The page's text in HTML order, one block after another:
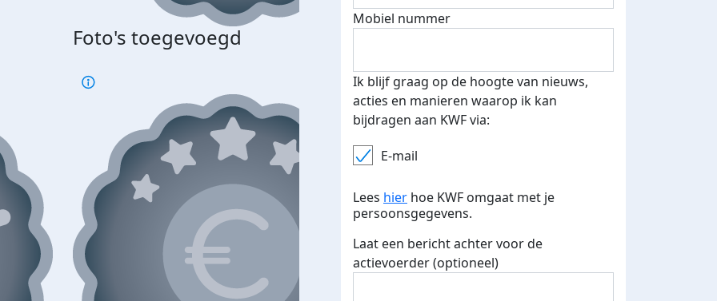
Foto's toegevoegd E-mails verstuurd
€500 euro opgehaald: t-shirt
Mobiel nummer
Ik blijf graag op de hoogte van nieuws,
acties en manieren waarop ik kan
bijdragen aan KWF via:
E-mail
Lees hier hoe KWF omgaat met je
persoonsgegevens.
Laat een bericht achter voor de
actievoerder (optioneel)